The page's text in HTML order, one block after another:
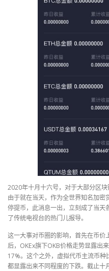
2020年十月十六号，对于大部分区块
由于就在当天，作为全世界知名加
停提币，此消息一出，立刻成了当天
了传统电视台的热门儿报导。
这一大事对币圈的影响，首先在币
后，OKEx旗下OKB价格走势显露出
17%。这个之外，虚拟代币主流币
都显露出来不同程度的下跌。截止